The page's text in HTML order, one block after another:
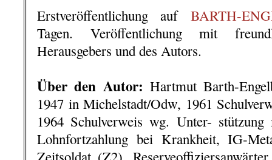
Erstveröffentlichung aufBARTH-
Tagen. Veröffentlichung mit
Herausgebers und des Autors.
Über den Autor: Hartmut Barth-
1947 in Michelstadt/Odw, 1961
1964 Schulverweis wg. Unter-
Lohnfortzahlung bei Krankheit, IG-